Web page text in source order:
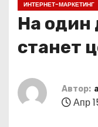
ИНТЕРНЕТ-МАРКЕТИНГ
На один
станет
Автор:
Апр